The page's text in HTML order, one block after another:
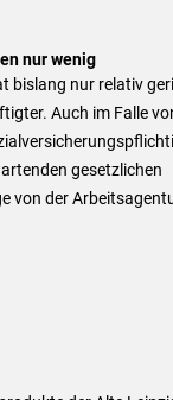
nur wenig
bislang nur relativ
Auch im Falle
gesetzlichen
von der